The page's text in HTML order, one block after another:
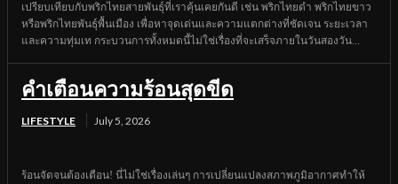
เปรียบเทียบกับพริกไทยสายพันธุ์ที่เราคุ้นเคยกันดี เช่น พริกไทยดำ พริกไทยขาว
หรือพริกไทยพันธุ์พื้นเมือง เพื่อหาจุดเด่นและความแตกต่างที่ชัดเจน ระยะเวลา
และความทุ่มเท กระบวนการทั้งหมดนี้ไม่ใช่เรื่องที่จะเสร็จภายในวันสองวัน...
คำเตือนความร้อนสุดขีด
LIFESTYLE July 5, 2026
ร้อนจัดจนต้องเตือน! นี่ไม่ใช่เรื่องเล่นๆ การเปลี่ยนแปลงสภาพภูมิอากาศทำให้